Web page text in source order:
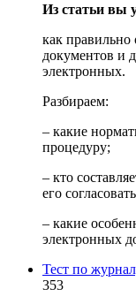
Из статьи вы
как
документов и
электронных.
Разбираем:
– какие
процедуру;
– кто
его
– какие
электронных
Тест по
353